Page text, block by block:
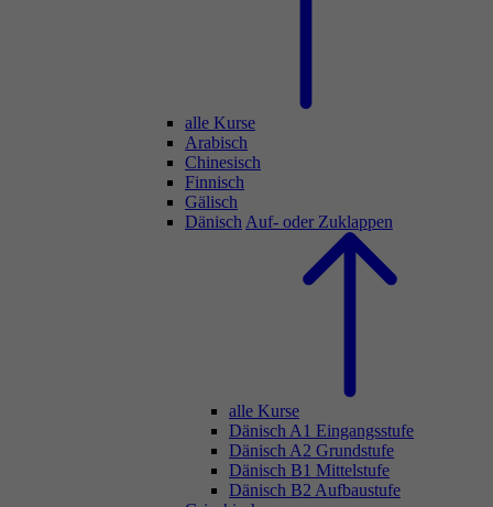
alle Kurse
Arabisch
Chinesisch
Finnisch
Gälisch
Dänisch Auf- oder Zuklappen
alle Kurse
Dänisch A1 Eingangsstufe
Dänisch A2 Grundstufe
Dänisch B1 Mittelstufe
Dänisch B2 Aufbaustufe